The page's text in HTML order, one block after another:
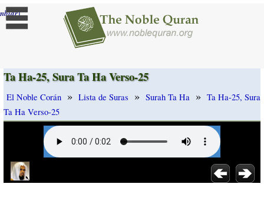
]
Ta Ha-25, Sura Ta Ha Verso-25
El Noble Corán » Lista de Suras » Surah Ta Ha » Ta Ha-25, Sura
Ta Ha Verso-25